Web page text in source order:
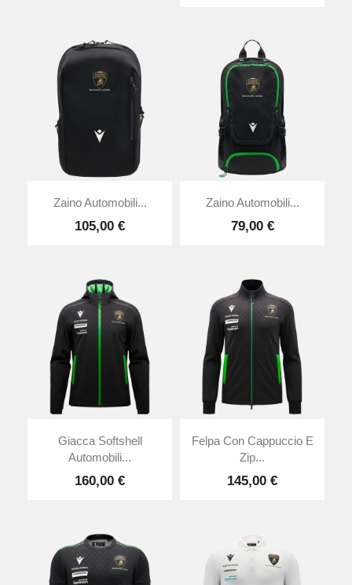
Zaino Automobili...
105,00 €
Zaino Automobili...
79,00 €
Giacca Softshell
Automobili...
160,00 €
Felpa Con Cappuccio E
Zip...
145,00 €